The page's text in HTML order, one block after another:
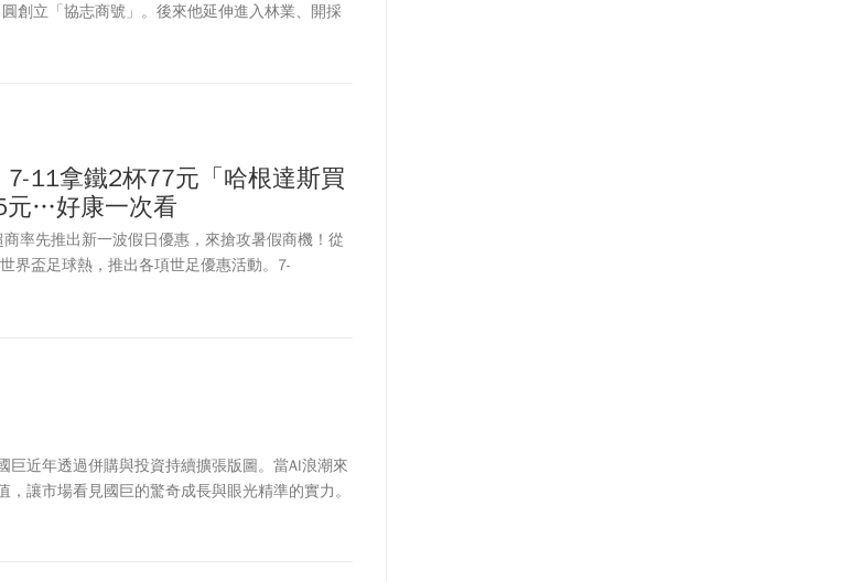
創立「協志商號」。後來他延伸進入林業、開採
的「大同鐵工所」，經營鋼筋與機械鍛造。這一
11拿鐵2杯77元「哈根達斯買
元…好康一次看
率先推出新一波假日優惠，來搶攻暑假商機！從
界盃足球熱，推出各項世足優惠活動。7-
式2杯66元、拿鐵2杯77元，哈根達斯冰品也祭出
鐵咖啡也祭出2杯優惠組活動、還能把超萌
整理超商多項商品的限時促銷懶人包，一次看懂怎
近年透過併購與投資持續擴張版圖。當AI浪潮來
讓市場看見國巨的驚奇成長與眼光精準的實力。